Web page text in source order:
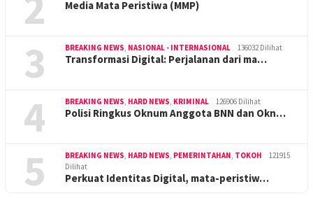
Media Mata Peristiwa (MMP)
3 BREAKING NEWS, NASIONAL - INTERNASIONAL 136032 Dilihat
Transformasi Digital: Perjalanan dari ma…
4 BREAKING NEWS, HARD NEWS, KRIMINAL 126906 Dilihat
Polisi Ringkus Oknum Anggota BNN dan Okn…
5 BREAKING NEWS, HARD NEWS, PEMERINTAHAN, TOKOH
121915
Dilihat
Perkuat Identitas Digital, mata-peristiw…